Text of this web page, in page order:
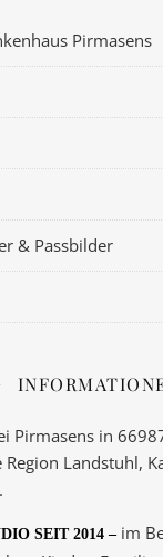
Pirmasens
& Passbilder
Pirmasens in
Landstuhl,
SEIT 2014 – im